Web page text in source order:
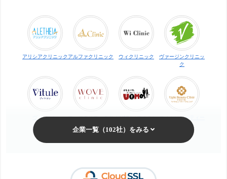
アリシアクリニック アルファクリニック ウィクリニック
ヴァージンクリニッ
ク
ヴィトゥレ
ウォブクリニック中
目黒
UOMO（ウオモ） エイトビューティー
クリニック